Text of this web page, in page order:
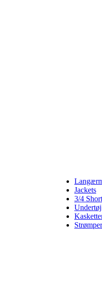
Jackets
3/4
Undertøj
Strømper